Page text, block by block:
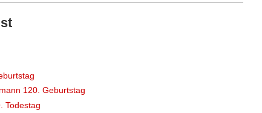
120. Geburtstag
Todestag